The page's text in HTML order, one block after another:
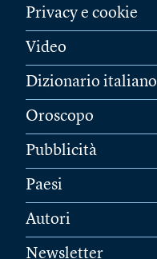
Privacy e cookie
Video
Dizionario italiano
Oroscopo
Pubblicità
Paesi
Autori
Newsletter